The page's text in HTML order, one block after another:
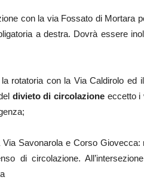
con la via Fossato di Mortara
a destra. Dovrà essere
rotatoria con la Via Caldirolo ed
divieto di circolazione eccetto i
Savonarola e Corso Giovecca:
di circolazione.